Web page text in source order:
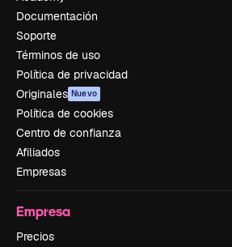
Documentación
Soporte
Términos de uso
Política de privacidad
Originales Nuevo
Política de cookies
Centro de confianza
Afiliados
Empresas
Empresa
Precios